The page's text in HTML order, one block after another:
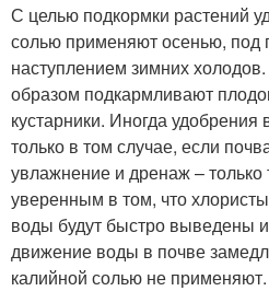
С целью подкормки растений
солью применяют осенью, под
наступлением зимних
образом подкармливают
кустарники. Иногда удобрения
только в том случае, если
увлажнение и дренаж –
уверенным в том, что
воды будут быстро выведены
движение воды в почве
калийной солью не применяют.